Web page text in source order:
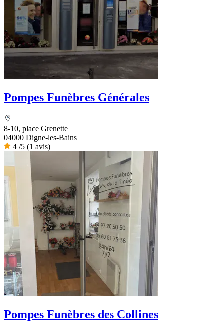
Pompes Funèbres Générales
8-10, place Grenette
04000 Digne-les-Bains
4 /5 (1 avis)
Pompes Funèbres des Collines